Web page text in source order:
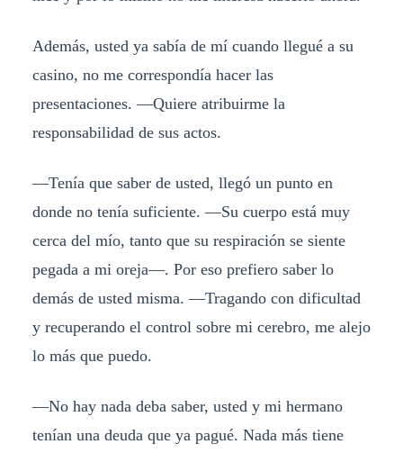
Además, usted ya sabía de mí cuando llegué a su
casino, no me correspondía hacer las
presentaciones. —Quiere atribuirme la
responsabilidad de sus actos.
—Tenía que saber de usted, llegó un punto en
donde no tenía suficiente. —Su cuerpo está muy
cerca del mío, tanto que su respiración se siente
pegada a mi oreja—. Por eso prefiero saber lo
demás de usted misma. —Tragando con dificultad
y recuperando el control sobre mi cerebro, me alejo
lo más que puedo.
—No hay nada deba saber, usted y mi hermano
tenían una deuda que ya pagué. Nada más tiene